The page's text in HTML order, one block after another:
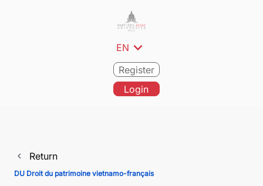
EN expand_more
Register
Login
navigate_before Return
DU Droit du patrimoine vietnamo-français